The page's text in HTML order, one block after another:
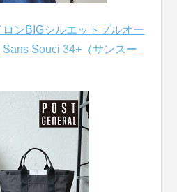
ンBIGシルエットプルオー
Sans Souci 34+（サンスー